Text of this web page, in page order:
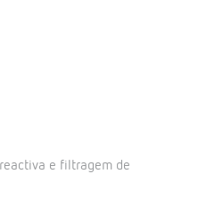
e filtragem de